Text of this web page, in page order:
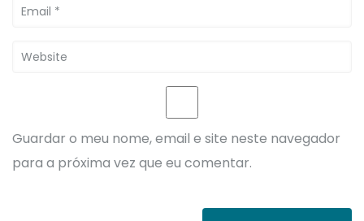
Guardar o meu nome, email e site neste navegador
para a próxima vez que eu comentar.